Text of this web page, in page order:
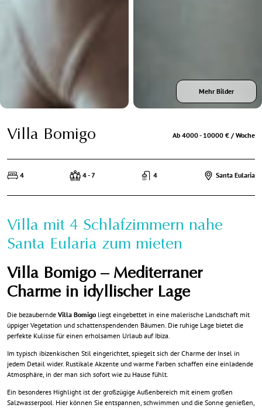
Mehr Bilder
Villa Bomigo
4 4 - 7 4 Santa Eularia
Ab 4000 - 10000 € / Woche
Villa mit 4 Schlafzimmern nahe
Santa Eularia zum mieten
Villa Bomigo – Mediterraner
Charme in idyllischer Lage
Die bezaubernde Villa Bomigo liegt eingebettet in eine malerische Landschaft mit
üppiger Vegetation und schattenspendenden Bäumen. Die ruhige Lage bietet die
perfekte Kulisse für einen erholsamen Urlaub auf Ibiza.
Im typisch ibizenkischen Stil eingerichtet, spiegelt sich der Charme der Insel in
jedem Detail wider. Rustikale Akzente und warme Farben schaffen eine einladende
Atmosphäre, in der man sich sofort wie zu Hause fühlt.
Ein besonderes Highlight ist der großzügige Außenbereich mit einem großen
Salzwasserpool. Hier können Sie entspannen, schwimmen und die Sonne genießen,